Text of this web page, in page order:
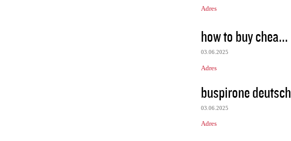
Adres
how to buy chea...
03.06.2025
Adres
buspirone deutsch
03.06.2025
Adres